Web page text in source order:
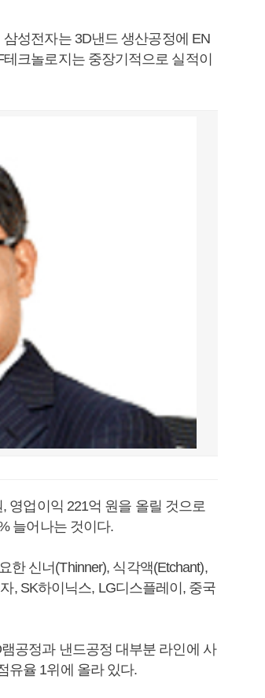
성전자는 3D낸드 생산공정에 EN
크놀로지는 중장기적으로 실적이
영업이익 221억 원을 올릴 것으로
늘어나는 것이다.
한 신너(Thinner), 식각액(Etchant),
, SK하이닉스, LG디스플레이, 중국
공정과 낸드공정 대부분 라인에 사
유율 1위에 올라 있다.